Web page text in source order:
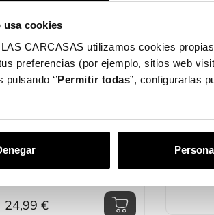
usa cookies
CARCASAS utilizamos cookies
preferencias (por ejemplo, sitios web
‘’Permitir todas”, configurarlas
MagSafe Per IPhone 13 Pro
24,99 €